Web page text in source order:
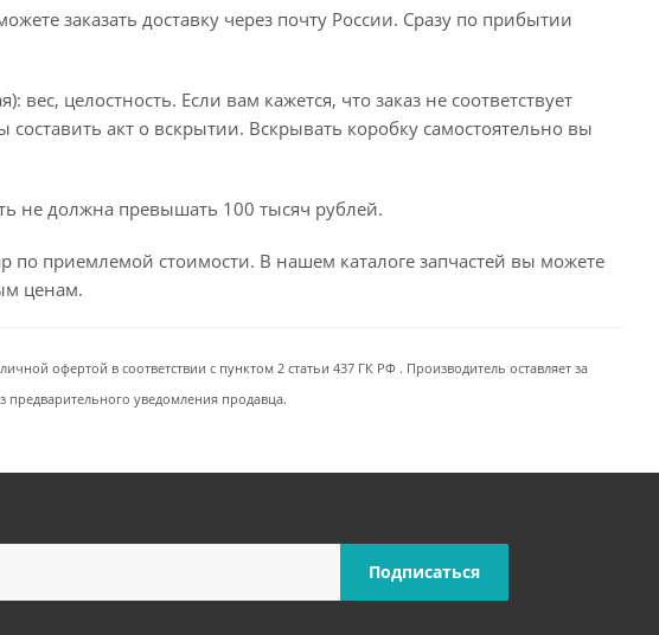
заказать доставку через почту России. Сразу по прибытии
целостность. Если вам кажется, что заказ не соответствует
акт о вскрытии. Вскрывать коробку самостоятельно вы
не должна превышать 100 тысяч рублей.
по приемлемой стоимости. В нашем каталоге запчастей вы можете
ценам.
офертой в соответствии с пунктом 2 статьи 437 ГК РФ . Производитель оставляет за
предварительного уведомления продавца.